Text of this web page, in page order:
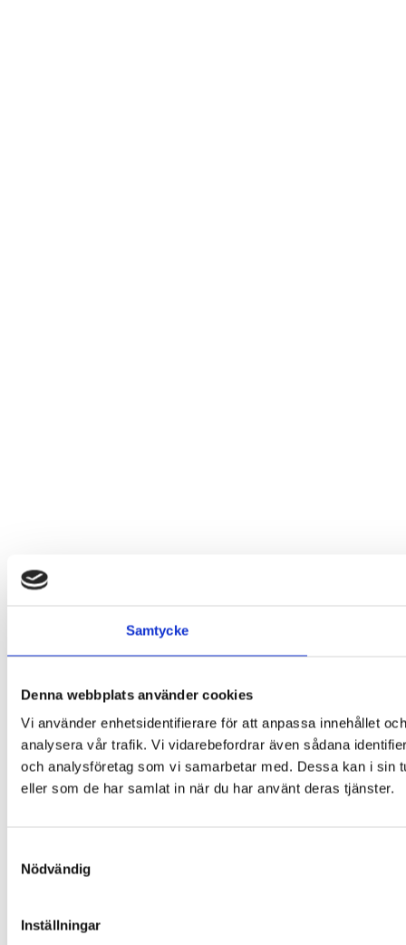
Samtycke
Denna webbplats använder cookies
Vi använder enhetsidentifierare för att anpassa innehållet
analysera vår trafik. Vi vidarebefordrar även sådana
och analysföretag som vi samarbetar med. Dessa kan i sin
eller som de har samlat in när du har använt deras tjänster.
Nödvändig
Inställningar